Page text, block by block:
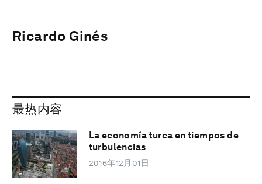
Ricardo Ginés
最热内容
La economía turca en tiempos de
turbulencias
2016年12月01日